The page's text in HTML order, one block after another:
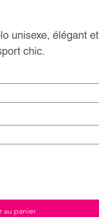
unisexe, élégant et
chic.
au panier